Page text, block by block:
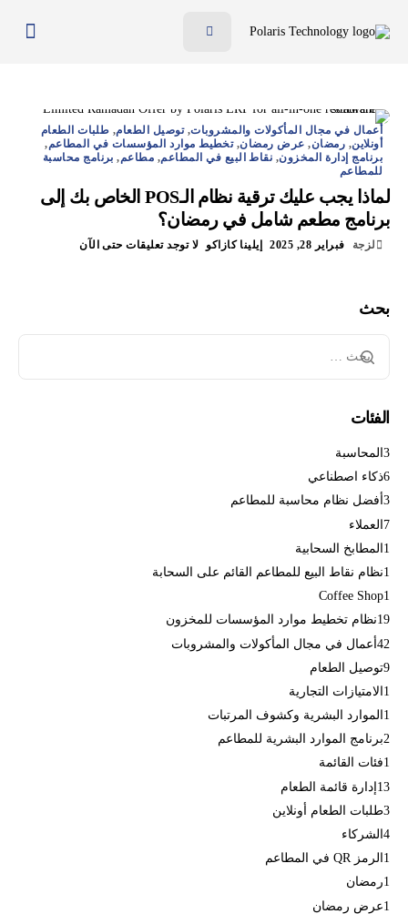
الأسعار
المدونة
الموارد
تواصل معنا
EN
أعمال في مجال المأكولات والمشروبات,توصيل الطعام, طلبات الطعام
أونلاين, رمضان, عرض رمضان,تخطيط موارد المؤسسات في المطاعم,
برنامج إدارة المخزون, نقاط البيع في المطاعم, مطاعم, برنامج محاسبة
للمطاعم
لماذا يجب عليك ترقية نظام الـPOS الخاص بك إلى
برنامج مطعم شامل في رمضان؟
لزجة فبراير 28, 2025 إيلينا كازاكو لا توجد تعليقات حتى الآن
بحث
الفئات
المحاسبة 3
ذكاء اصطناعي6
أفضل نظام محاسبة للمطاعم 3
العملاء7
المطابخ السحابية 1
نظام نقاط البيع للمطاعم القائم على السحابة1
Coffee Shop1
نظام تخطيط موارد المؤسسات للمخزون19
أعمال في مجال المأكولات والمشروبات42
توصيل الطعام9
الامتيازات التجارية 1
الموارد البشرية وكشوف المرتبات 1
برنامج الموارد البشرية للمطاعم2
فئات القائمة1
إدارة قائمة الطعام13
طلبات الطعام أونلاين3
الشركاء 4
الرمز QR في المطاعم 1
رمضان1
عرض رمضان1